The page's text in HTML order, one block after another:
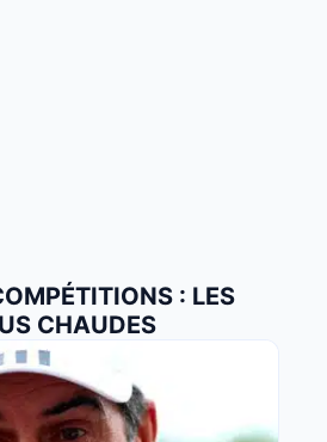
: LES
CHAUDES